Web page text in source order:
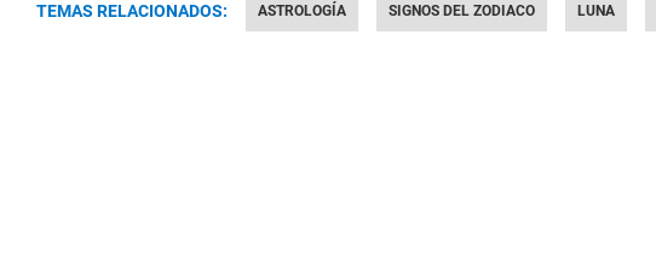
TEMAS RELACIONADOS: ASTROLOGÍA SIGNOS DEL ZODIACO LUNA